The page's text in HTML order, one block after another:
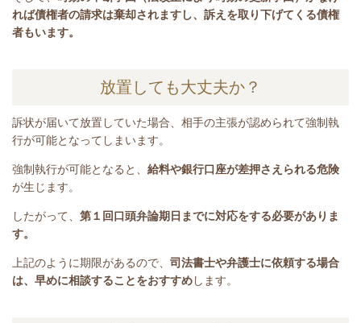
れば債権者の請求は棄却されますし、訴えを取り下げてくる債権
者もいます。
放置しても大丈夫か？
訴状が届いて放置していた場合、相手の主張が認められて強制執
行が可能となってしまいます。
強制執行が可能となると、 給料や銀行口座が差押さえられる危険
が生じます。
したがって、 第１回口頭弁論期日までに対応をする必要がありま
す。
上記のように期限があるので、 司法書士や弁護士に依頼する場合
は、早めに相談することをおすすめします。